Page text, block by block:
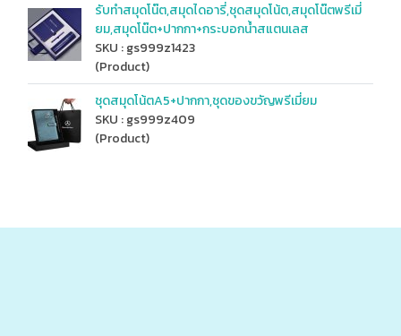
รับทำสมุดโน๊ต,สมุดไดอารี่,ชุดสมุดโน้ต,สมุดโน๊ตพรีเมี่
ยม,สมุดโน๊ต+ปากกา+กระบอกน้ำสแตนเลส
SKU : gs999z1423
(Product)
ชุดสมุดโน้ตA5+ปากกา,ชุดของขวัญพรีเมี่ยม
SKU : gs999z409
(Product)